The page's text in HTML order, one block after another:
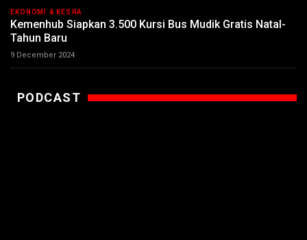
EKONOMI & KESRA
Kemenhub Siapkan 3.500 Kursi Bus Mudik Gratis Natal-
Tahun Baru
9 December 2024
PODCAST